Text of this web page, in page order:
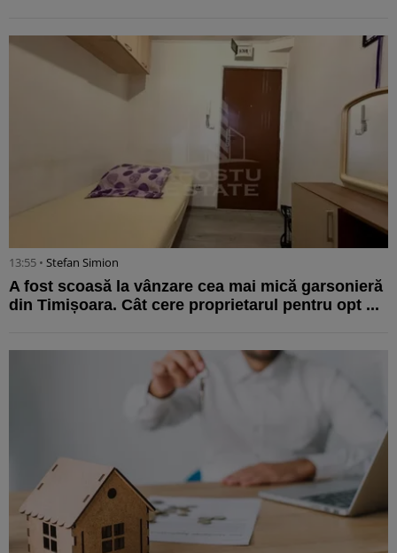
13:55 • Stefan Simion
A fost scoasă la vânzare cea mai mică garsonieră
din Timișoara. Cât cere proprietarul pentru opt ...